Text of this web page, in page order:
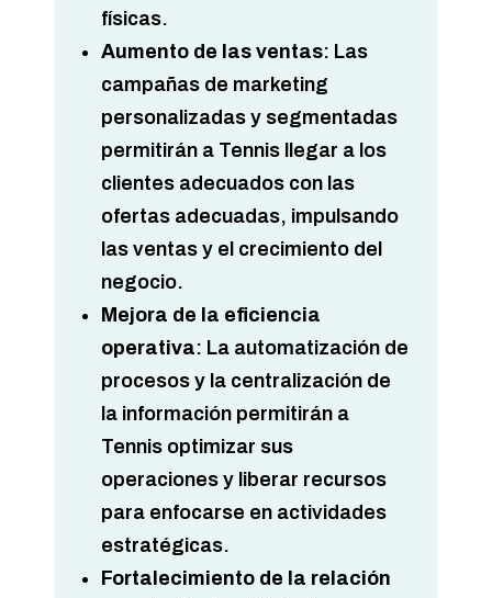
físicas.
Aumento de las ventas: Las
campañas de marketing
personalizadas y segmentadas
permitirán a Tennis llegar a los
clientes adecuados con las
ofertas adecuadas, impulsando
las ventas y el crecimiento del
negocio.
Mejora de la eficiencia
operativa: La automatización de
procesos y la centralización de
la información permitirán a
Tennis optimizar sus
operaciones y liberar recursos
para enfocarse en actividades
estratégicas.
Fortalecimiento de la relación